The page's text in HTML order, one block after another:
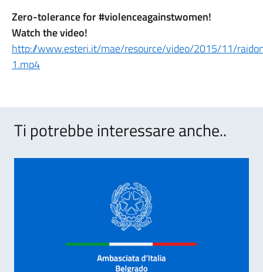
Zero-tolerance for #violenceagainstwomen!
Watch the video!
http://www.esteri.it/mae/resource/video/2015/11/
1.mp4
Ti potrebbe interessare anche..